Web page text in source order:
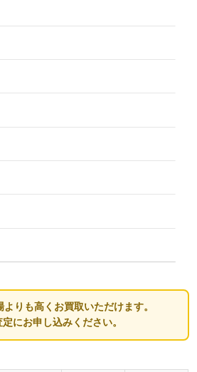
りも高くお買取いただけます。
にお申し込みください。